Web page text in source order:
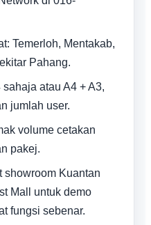
Temerloh, Mentakab,
Pahang.
atau A4 + A3,
jumlah user.
volume cetakan
pakej.
showroom Kuantan
Mall untuk demo
fungsi sebenar.